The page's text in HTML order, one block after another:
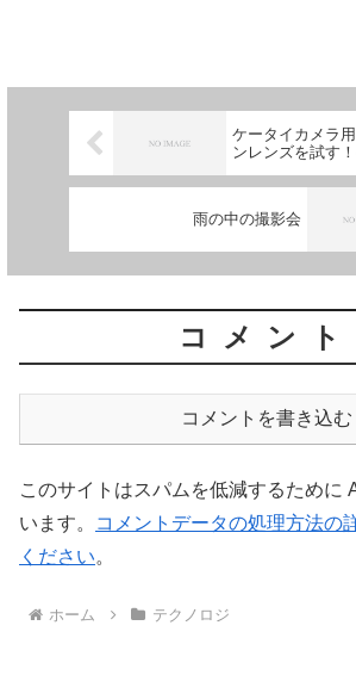
ケータイカメラ
ンレンズを試す
雨の中の撮影会
コメント
コメントを書き込む
このサイトはスパムを低減するために
います。
コメントデータの処理方法の
ください。
ホーム テクノロジ